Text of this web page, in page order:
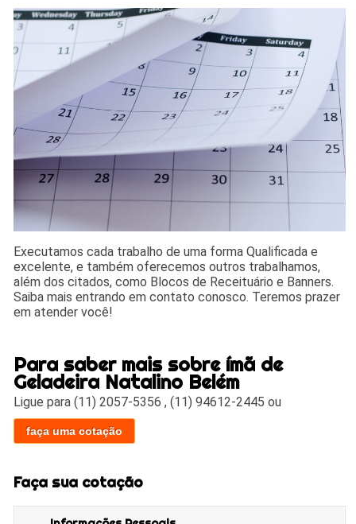
Executamos cada trabalho de uma forma Qualificada e
excelente, e também oferecemos outros trabalhamos,
além dos citados, como Blocos de Receituário e Banners.
Saiba mais entrando em contato conosco. Teremos prazer
em atender você!
Para saber mais sobre ímã de
Geladeira Natalino Belém
Ligue para(11) 2057-5356 ,(11) 94612-2445 ou
faça uma cotação
Faça sua cotação